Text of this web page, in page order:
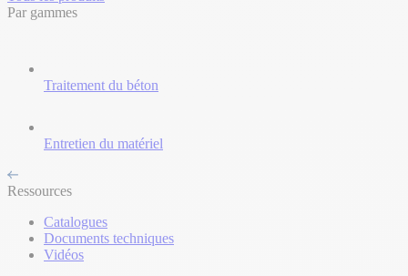
Par gammes
Traitement du béton
Entretien du matériel
Ressources
Catalogues
Documents techniques
Vidéos